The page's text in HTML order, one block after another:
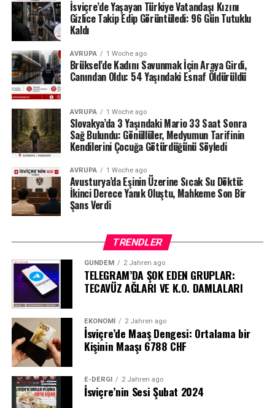
tarafından da düzenli olarak denetlendiğini hatırlattı.
Milyonlarca liralık para transferleri ve şoförün iddiaları
üzerinden derinleşen soruşturmada gözler, yargı
makamlarının atacağı bir sonraki adıma çevrilmiş
durumda.#ahbap #sondakika
İsviçre’de Yaşayan Türkiye Vatandaşı Kızını
Gizlice Takip Edip Görüntüledi: 96 Gün Tutuklu
Kaldı
AVRUPA 1 Woche ago
Brüksel’de Kadını Savunmak İçin Araya Girdi,
Canından Oldu: 54 Yaşındaki Esnaf Öldürüldü
AVRUPA 1 Woche ago
Slovakya’da 3 Yaşındaki Mario 33 Saat Sonra
Sağ Bulundu: Gönüllüler, Medyumun Tarifinin
Kendilerini Çocuğa Götürdüğünü Söyledi
AVRUPA 1 Woche ago
Avusturya’da Eşinin Üzerine Sıcak Su Döktü:
İkinci Derece Yanık Oluştu, Mahkeme Son Bir
Şans Verdi
TRENDLER
GÜNDEM 2 Jahren ago
TELEGRAM’DA ŞOK EDEN GRUPLAR:
TECAVÜZ AĞLARI VE K.O. DAMLALARI
EKONOMI 2 Jahren ago
İsviçre’de Maaş Dengesi: Ortalama bir
Kişinin Maaşı 6788 CHF
E-DERGI 2 Jahren ago
İsviçre’nin Sesi Şubat 2024